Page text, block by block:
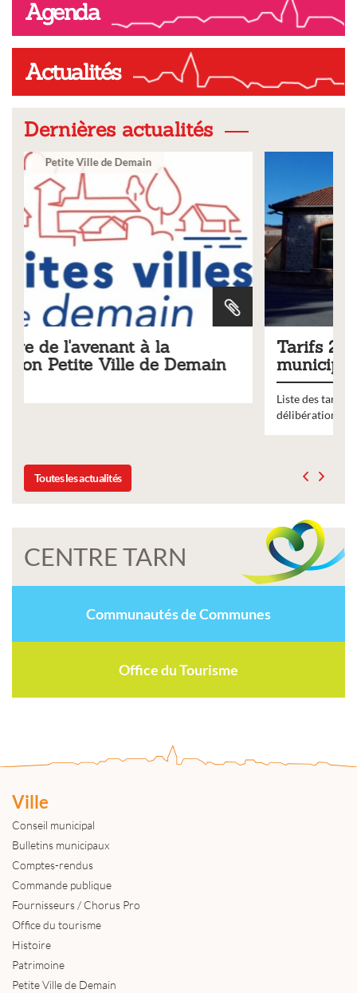
Agenda
Actualités
Dernières actualités
Tarifs 2026 des services
municipaux
Liste des tarifs 2026 des services municipaux,
délibération du conseil municipal du 19 décembre 2025
Toutes les actualités
CENTRE TARN
Communautés de Communes
Office du Tourisme
Ville
Conseil municipal
Bulletins municipaux
Comptes-rendus
Commande publique
Fournisseurs / Chorus Pro
Office du tourisme
Histoire
Patrimoine
Petite Ville de Demain